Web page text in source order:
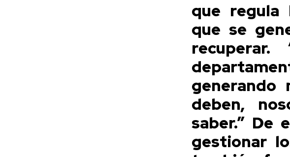
que regula
que se
generando
deben,
saber.” De
gestionar